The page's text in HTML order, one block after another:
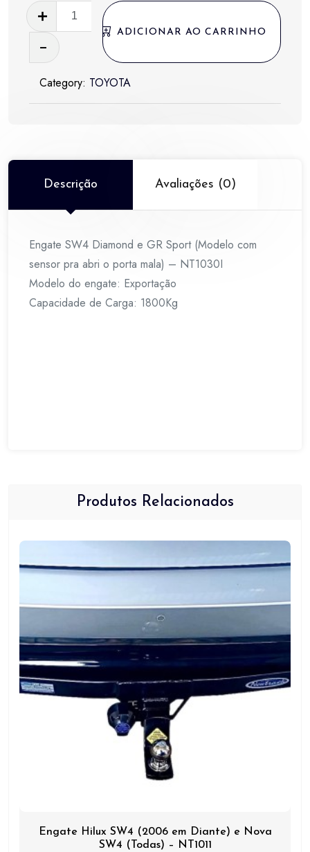
Engate
SW4
Diamond
GR
Sport
sensor
pra
porta
mala)
-
NT1030I
ADICIONAR AO CARRINHO
Category: TOYOTA
Descrição Avaliações (0)
Engate SW4 Diamond e GR Sport (Modelo com
sensor pra abri o porta mala) – NT1030I
Modelo do engate: Exportação
Capacidade de Carga: 1800Kg
Produtos Relacionados
Engate Hilux SW4 (2006 em Diante) e Nova
SW4 (Todas) – NT1011